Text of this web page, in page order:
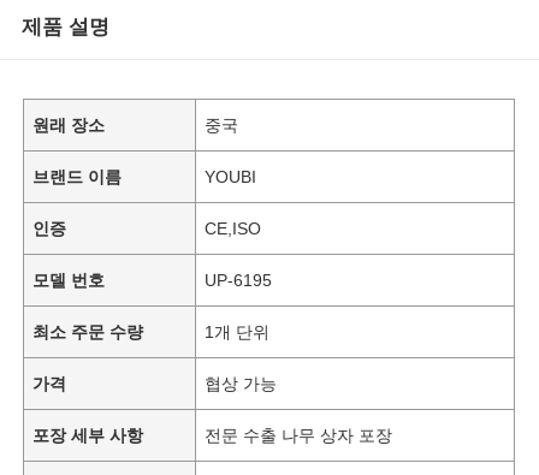
제품 설명
원래 장소 중국
브랜드 이름 YOUBI
인증 CE,ISO
모델 번호 UP-6195
최소 주문 수량 1개 단위
가격 협상 가능
포장 세부 사항 전문 수출 나무 상자 포장